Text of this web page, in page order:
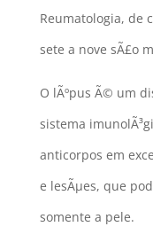
Reumatologia, de
sete a nove sÃ£o
O lÃºpus Ã© um
sistema
anticorpos em
e lesÃµes, que
somente a pele.